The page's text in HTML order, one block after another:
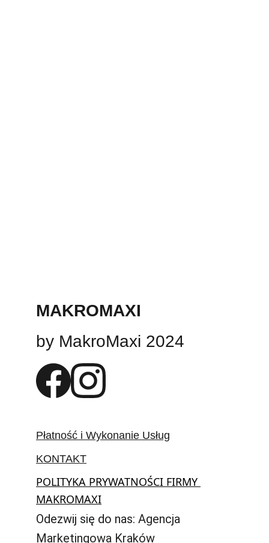
MAKROMAXI
Płatność i Wykonanie Usług
KONTAKT
POLITYKA PRYWATNOŚCI FIRMY
MAKROMAXI
by MakroMaxi 2024
Odezwij się do nas: Agencja
Marketingowa Kraków